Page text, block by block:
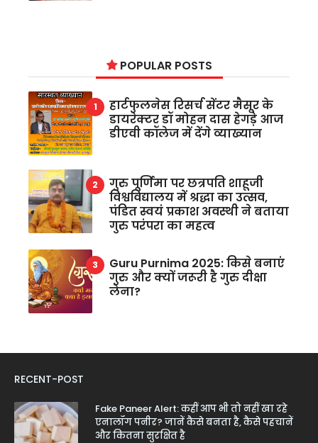
POPULAR POSTS
हार्टफुलनेस रिसर्च सेंटर मैसूर के
डायरेक्टर डॉ मोहन दास हेगड़े आज
डीएवी कॉलेज में देंगे व्याख्यान
गुरु पूर्णिमा पर छत्रपति शाहूजी
विश्वविद्यालय में श्रद्धा का उत्सव,
पंडित स्वयं प्रकाश अवस्थी ने बताया
गुरु परंपरा का महत्व
Guru Purnima 2025: किसे बनाएं
गुरु और क्यों जरूरी है गुरु दीक्षा
लेना?
RECENT-POST
Fake Paneer Alert: कहीं आप भी तो नहीं खा रहे
एनालॉग पनीर? जानें कैसे बनता है, कैसे पहचानें
और कितना सुरक्षित है